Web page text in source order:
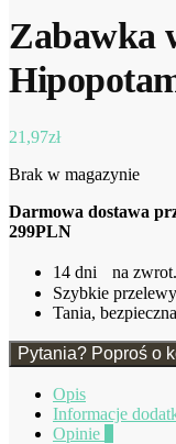
Zabawka
21,97zł
Brak w magazynie
Darmowa dostawa
299PLN
14 dni na zwrot.
Szybkie
Tania,
Pytania? Poproś o
Opis
Informacje
Opinie